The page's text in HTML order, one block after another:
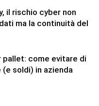
il rischio cyber non
ma la continuità del
come evitare di
soldi) in azienda